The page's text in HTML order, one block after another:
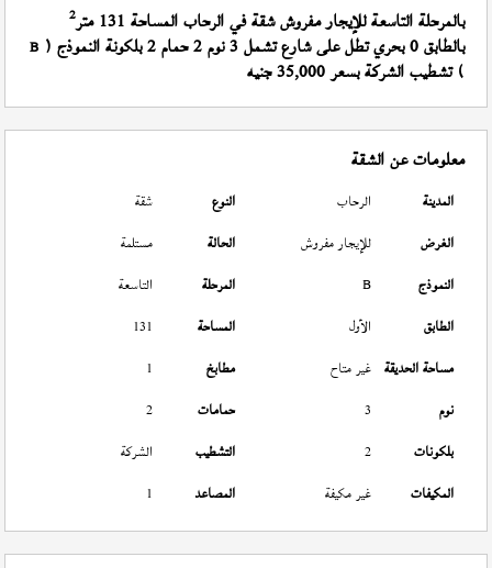
بالمرحلة التاسعة للإيجار مفروش شقة في الرحاب المساحة 131 متر 2
بالطابق 0 بحري تطل على شارع تشمل 3 نوم 2 حمام 2 بلكونة النموذج ( B
) تشطيب الشركة بسعر 35,000 جنيه
معلومات عن الشقة
المدينة الرحاب النوع
شقة
الغرض
للإيجار مفروش الحالة
مستلمة
النموذج
B المرحلة
التاسعة
الطابق
الأول المساحة
131
مساحة الحديقة غير متاح مطابخ
1
نوم
3 حمامات
2
بلكونات
2 التشطيب
الشركة
المكيفات
غير مكيفة المصاعد 1